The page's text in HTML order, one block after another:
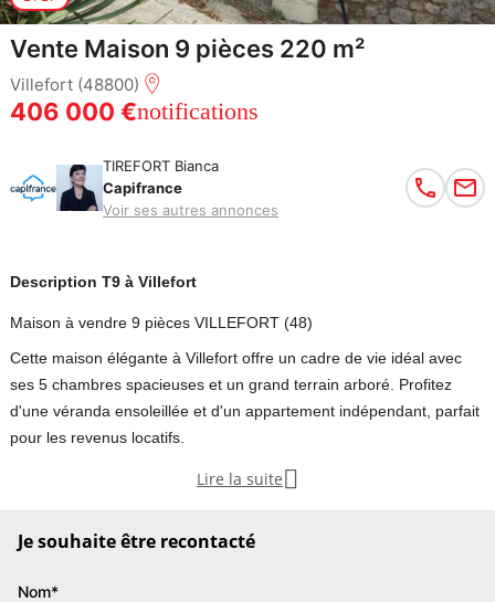
Vente Maison 9 pièces 220 m²
Villefort (48800)
406 000 €notifications
TIREFORT Bianca
Capifrance
Voir ses autres annonces
Description T9 à Villefort
Maison à vendre 9 pièces VILLEFORT (48)
Cette maison élégante à Villefort offre un cadre de vie idéal avec
ses 5 chambres spacieuses et un grand terrain arboré. Profitez
d'une véranda ensoleillée et d'un appartement indépendant, parfait
pour les revenus locatifs.
centre du village avec de nombreux commerces. Villefort et ses
Lire la suite 
Je souhaite être recontacté
Nom*